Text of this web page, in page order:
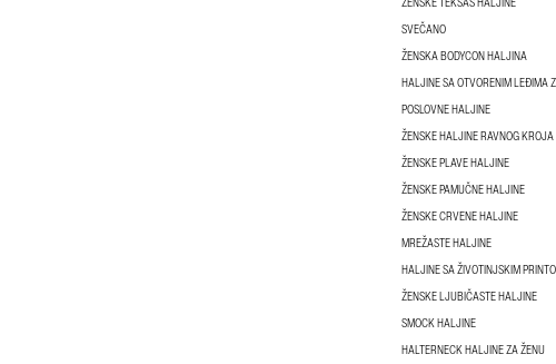
SVEČANO
ŽENSKA BODYCON HALJINA
HALJINE SA OTVORENIM LEĐIMA
POSLOVNE HALJINE
ŽENSKE HALJINE RAVNOG KROJA
ŽENSKE PLAVE HALJINE
ŽENSKE PAMUČNE HALJINE
ŽENSKE CRVENE HALJINE
MREŽASTE HALJINE
HALJINE SA ŽIVOTINJSKIM
ŽENSKE LJUBIČASTE HALJINE
SMOCK HALJINE
HALTERNECK HALJINE ZA ŽENU